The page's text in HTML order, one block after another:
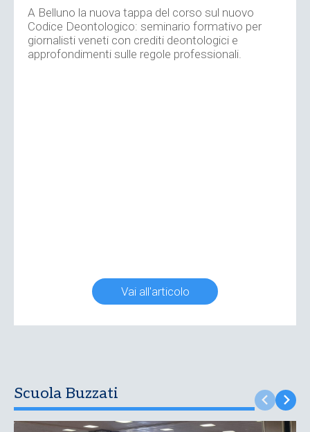
A Belluno la nuova tappa del corso sul nuovo
Codice Deontologico: seminario formativo per
giornalisti veneti con crediti deontologici e
approfondimenti sulle regole professionali.
Vai all'articolo
Scuola Buzzati